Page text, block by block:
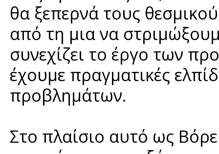
θα ξεπερνά τους
από τη μια να
συνεχίζει το έργο των
έχουμε πραγματικές
προβλημάτων.
Στο πλαίσιο αυτό ως